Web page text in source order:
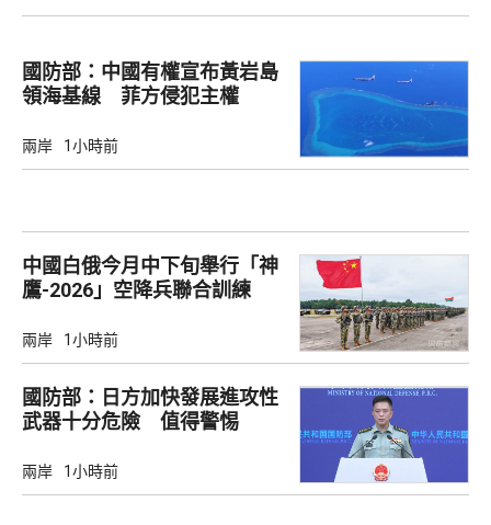
國防部：中國有權宣布黃岩島
領海基線 菲方侵犯主權
兩岸 1小時前
中國白俄今月中下旬舉行「神
鷹-2026」空降兵聯合訓練
兩岸 1小時前
國防部：日方加快發展進攻性
武器十分危險 值得警惕
兩岸 1小時前